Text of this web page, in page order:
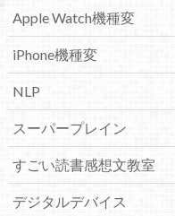
Apple Watch機種変
iPhone機種変
NLP
スーパープレイン
すごい読書感想文教室
デジタルデバイス